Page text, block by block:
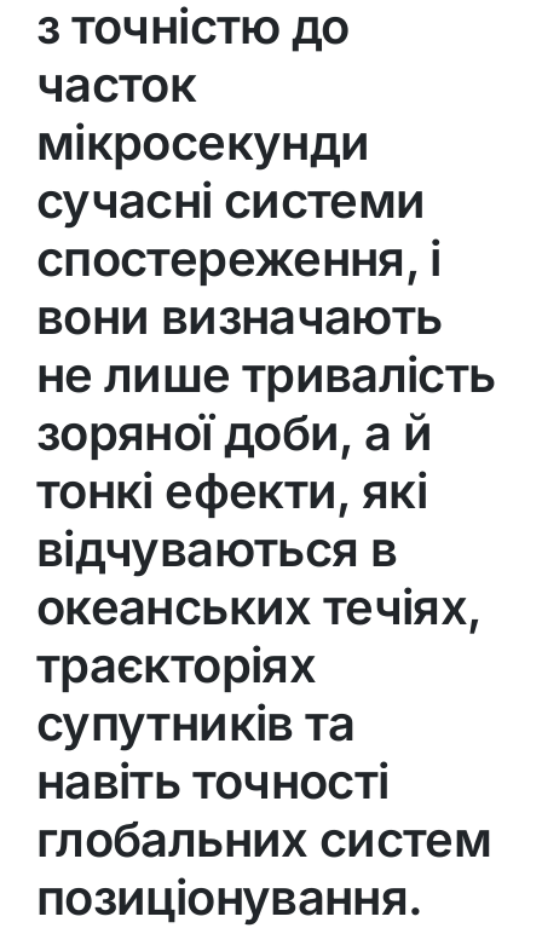
з точністю до
часток
мікросекунди
сучасні системи
спостереження, і
вони визначають
не лише тривалість
зоряної доби, а й
тонкі ефекти, які
відчуваються в
океанських течіях,
траєкторіях
супутників та
навіть точності
глобальних систем
позиціонування.